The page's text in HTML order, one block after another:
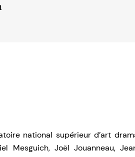
national supérieur d’art
Mesguich, Joël Jouanneau,